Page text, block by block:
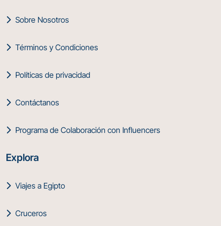
Sobre Nosotros
Términos y Condiciones
Políticas de privacidad
Contáctanos
Programa de Colaboración con Influencers
Explora
Viajes a Egipto
Cruceros